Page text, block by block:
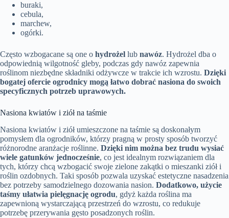
buraki,
cebula,
marchew,
ogórki.
Często wzbogacane są one o hydrożel lub nawóz. Hydrożel dba o
odpowiednią wilgotność gleby, podczas gdy nawóz zapewnia
roślinom niezbędne składniki odżywcze w trakcie ich wzrostu. Dzięki
bogatej ofercie ogrodnicy mogą łatwo dobrać nasiona do swoich
specyficznych potrzeb uprawowych.
Nasiona kwiatów i ziół na taśmie
Nasiona kwiatów i ziół umieszczone na taśmie są doskonałym
pomysłem dla ogrodników, którzy pragną w prosty sposób tworzyć
różnorodne aranżacje roślinne. Dzięki nim można bez trudu wysiać
wiele gatunków jednocześnie, co jest idealnym rozwiązaniem dla
tych, którzy chcą wzbogacić swoje zielone zakątki o mieszanki ziół i
roślin ozdobnych. Taki sposób pozwala uzyskać estetyczne nasadzenia
bez potrzeby samodzielnego dozowania nasion. Dodatkowo, użycie
taśmy ułatwia pielęgnację ogrodu, gdyż każda roślina ma
zapewnioną wystarczającą przestrzeń do wzrostu, co redukuje
potrzebę przerywania gęsto posadzonych roślin.